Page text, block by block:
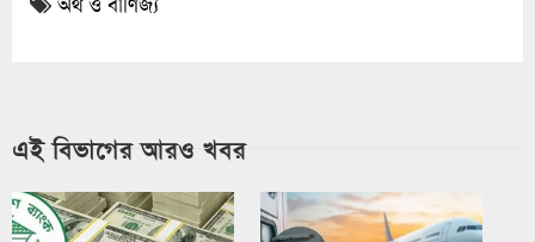
এই বিভাগের আরও খবর